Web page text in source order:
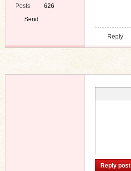
Posts
626
Send
Reply
Reply post